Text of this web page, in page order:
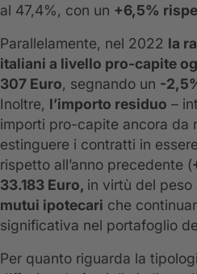
al 47,4%, con un +6,5%
Parallelamente, nel 2022 la
italiani a livello pro-capite
307 Euro, segnando un -
Inoltre, l’importo residuo –
importi pro-capite ancora da
estinguere i contratti in
rispetto all’anno precedente (
33.183 Euro, in virtù del
mutui ipotecari che
significativa nel portafoglio
Per quanto riguarda la